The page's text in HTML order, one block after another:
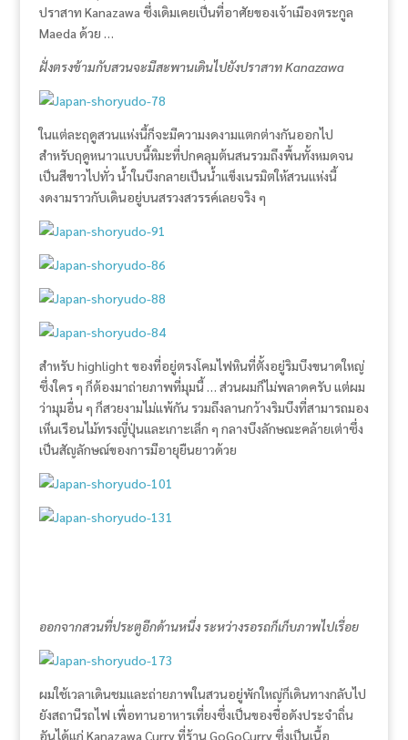
ปราสาท Kanazawa ซึ่งเดิมเคยเป็นที่อาศัยของเจ้าเมืองตระกูล
Maeda ด้วย …
ฝั่งตรงข้ามกับสวนจะมีสะพานเดินไปยังปราสาท Kanazawa
ในแต่ละฤดูสวนแห่งนี้ก็จะมีความงดงามแตกต่างกันออกไป
สำหรับฤดูหนาวแบบนี้หิมะที่ปกคลุมต้นสนรวมถึงพื้นทั้งหมดจน
เป็นสีขาวไปทั่ว น้ำในบึงกลายเป็นน้ำแข็งเนรมิตให้สวนแห่งนี้
งดงามราวกับเดินอยู่บนสรวงสวรรค์เลยจริง ๆ
สำหรับ highlight ของที่อยู่ตรงโคมไฟหินที่ตั้งอยู่ริมบึงขนาดใหญ่
ซึ่งใคร ๆ ก็ต้องมาถ่ายภาพที่มุมนี้ … ส่วนผมก็ไม่พลาดครับ แต่ผม
ว่ามุมอื่น ๆ ก็สวยงามไม่แพ้กัน รวมถึงลานกว้างริมบึงที่สามารถมอง
เห็นเรือนไม้ทรงญี่ปุ่นและเกาะเล็ก ๆ กลางบึงลักษณะคล้ายเต่าซึ่ง
เป็นสัญลักษณ์ของการมีอายุยืนยาวด้วย
ออกจากสวนที่ประตูอีกด้านหนึ่ง ระหว่างรอรถก็เก็บภาพไปเรื่อย
ผมใช้เวลาเดินชมและถ่ายภาพในสวนอยู่พักใหญ่ก็เดินทางกลับไป
ยังสถานีรถไฟ เพื่อทานอาหารเที่ยงซึ่งเป็นของชื่อดังประจำถิ่น
อันได้แก่ Kanazawa Curry ที่ร้าน GoGoCurry ซึ่งเป็นเนื้อ